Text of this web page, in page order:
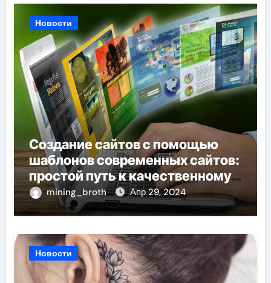
Новости
Создание сайтов с помощью
шаблонов современных сайтов:
простой путь к качественному
веб-присутствию
mining_broth Апр 29, 2024
Новости